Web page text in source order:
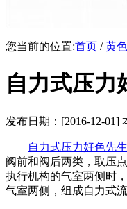
您当前的位置:首页 /黄
自力式压力
发布日期：[2016-12-
自力式压力好色先
阀前和阀后两类，取压
执行机构的气室两侧时
气室两侧，组成自力